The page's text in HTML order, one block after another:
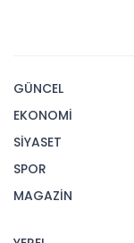
GÜNCEL
EKONOMİ
SİYASET
SPOR
MAGAZİN